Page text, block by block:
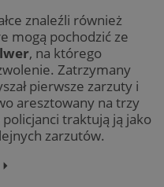
znaleźli również
mogą pochodzić ze
, na którego
Zatrzymany
pierwsze zarzuty i
aresztowany na trzy
traktują ją jako
zarzutów.
⏵︎